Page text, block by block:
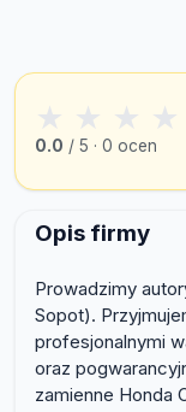
★ ★ ★ ★
0.0 / 5 · 0 ocen
Opis firmy
Prowadzimy
Sopot).
profesjonalnymi
oraz
zamienne Honda